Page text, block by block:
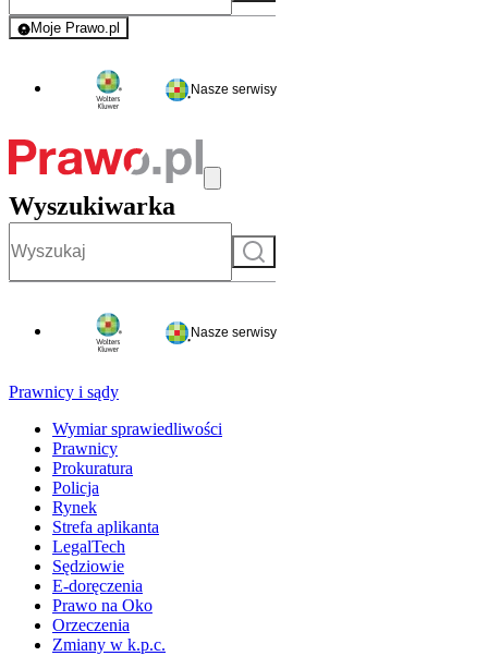
Moje Prawo.pl
- rejestracja i logowanie do serwisu
Nasze serwisy
Wyszukiwarka
Szukaj
Nasze serwisy
Prawnicy i sądy
Wymiar sprawiedliwości
Prawnicy
Prokuratura
Policja
Rynek
Strefa aplikanta
LegalTech
Sędziowie
E-doręczenia
Prawo na Oko
Orzeczenia
Zmiany w k.p.c.